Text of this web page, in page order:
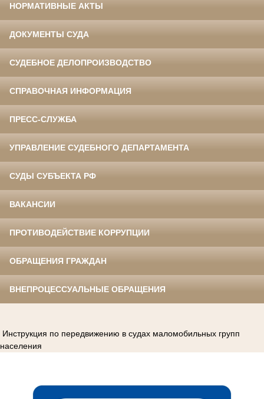
НОРМАТИВНЫЕ АКТЫ
ДОКУМЕНТЫ СУДА
СУДЕБНОЕ ДЕЛОПРОИЗВОДСТВО
СПРАВОЧНАЯ ИНФОРМАЦИЯ
ПРЕСС-СЛУЖБА
УПРАВЛЕНИЕ СУДЕБНОГО ДЕПАРТАМЕНТА
СУДЫ СУБЪЕКТА РФ
ВАКАНСИИ
ПРОТИВОДЕЙСТВИЕ КОРРУПЦИИ
ОБРАЩЕНИЯ ГРАЖДАН
ВНЕПРОЦЕССУАЛЬНЫЕ ОБРАЩЕНИЯ
Инструкция по передвижению в судах маломобильных групп
населения